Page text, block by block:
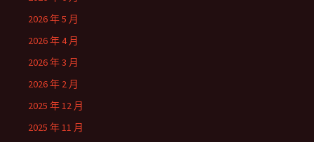
2026 年 5 月
2026 年 4 月
2026 年 3 月
2026 年 2 月
2025 年 12 月
2025 年 11 月